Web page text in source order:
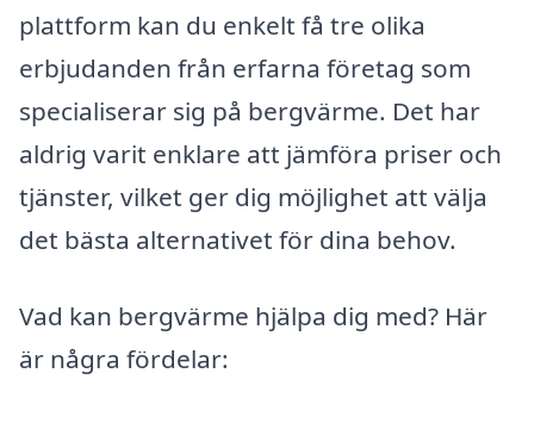
plattform kan du enkelt få tre olika
erbjudanden från erfarna företag som
specialiserar sig på bergvärme. Det har
aldrig varit enklare att jämföra priser och
tjänster, vilket ger dig möjlighet att välja
det bästa alternativet för dina behov.
Vad kan bergvärme hjälpa dig med? Här
är några fördelar: